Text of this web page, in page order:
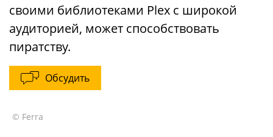
своими библиотеками Plex с широкой
аудиторией, может способствовать
пиратству.
Обсудить
© Ferra